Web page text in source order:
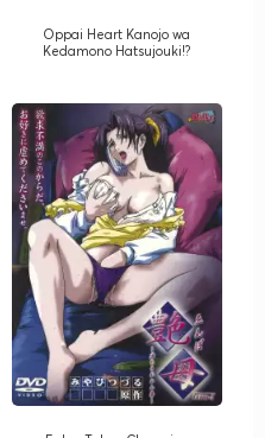
Oppai Heart Kanojo wa
Kedamono Hatsujouki!?